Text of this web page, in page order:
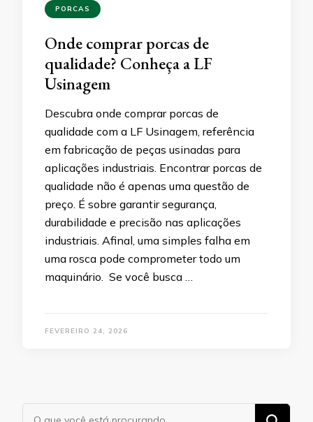
PORCAS
Onde comprar porcas de
qualidade? Conheça a LF
Usinagem
Descubra onde comprar porcas de
qualidade com a LF Usinagem, referência
em fabricação de peças usinadas para
aplicações industriais. Encontrar porcas de
qualidade não é apenas uma questão de
preço. É sobre garantir segurança,
durabilidade e precisão nas aplicações
industriais. Afinal, uma simples falha em
uma rosca pode comprometer todo um
maquinário. Se você busca …
FEVEREIRO 24, 2026
Procurando